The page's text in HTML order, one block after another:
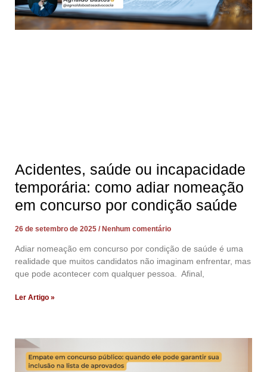
Acidentes, saúde ou incapacidade
temporária: como adiar nomeação
em concurso por condição saúde
26 de setembro de 2025 Nenhum comentário
Adiar nomeação em concurso por condição de saúde é uma
realidade que muitos candidatos não imaginam enfrentar, mas
que pode acontecer com qualquer pessoa. Afinal,
Ler Artigo »